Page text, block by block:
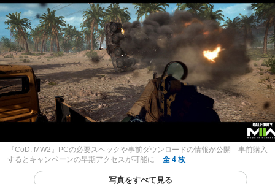
『CoD: MW2』PCの必要スペックや事前ダウンロードの情報が公開―事前購入
するとキャンペーンの早期アクセスが可能に
全 4 枚
写真をすべて見る